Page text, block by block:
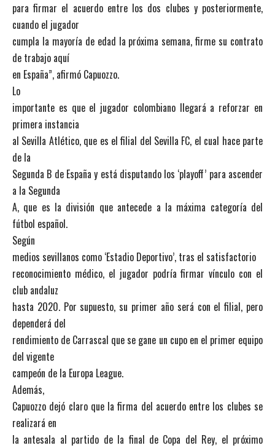
para firmar el acuerdo entre los dos clubes y posteriormente,
cuando el jugador
cumpla la mayoría de edad la próxima semana, firme su contrato
de trabajo aquí
en España”, afirmó Capuozzo.
Lo
importante es que el jugador colombiano llegará a reforzar en
primera instancia
al Sevilla Atlético, que es el filial del Sevilla FC, el cual hace parte
de la
Segunda B de España y está disputando los ‘playoff’ para ascender
a la Segunda
A, que es la división que antecede a la máxima categoría del
fútbol español.
Según
medios sevillanos como ‘Estadio Deportivo’, tras el satisfactorio
reconocimiento médico, el jugador podría firmar vínculo con el
club andaluz
hasta 2020. Por supuesto, su primer año será con el filial, pero
dependerá del
rendimiento de Carrascal que se gane un cupo en el primer equipo
del vigente
campeón de la Europa League.
Además,
Capuozzo dejó claro que la firma del acuerdo entre los clubes se
realizará en
la antesala al partido de la final de Copa del Rey, el próximo